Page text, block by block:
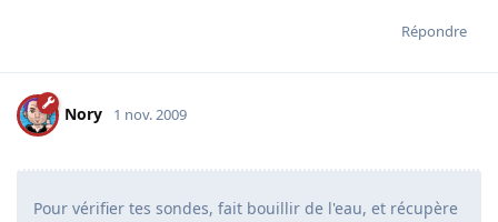
Répondre
Nory 1 nov. 2009
Pour vérifier tes sondes, fait bouillir de l'eau, et récupère